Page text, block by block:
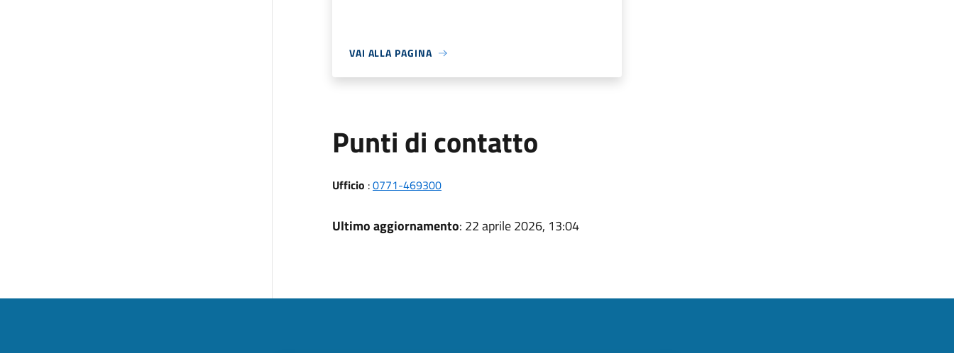
VAI ALLA PAGINA
Punti di contatto
Ufficio :0771-469300
Ultimo aggiornamento: 22 aprile 2026, 13:04